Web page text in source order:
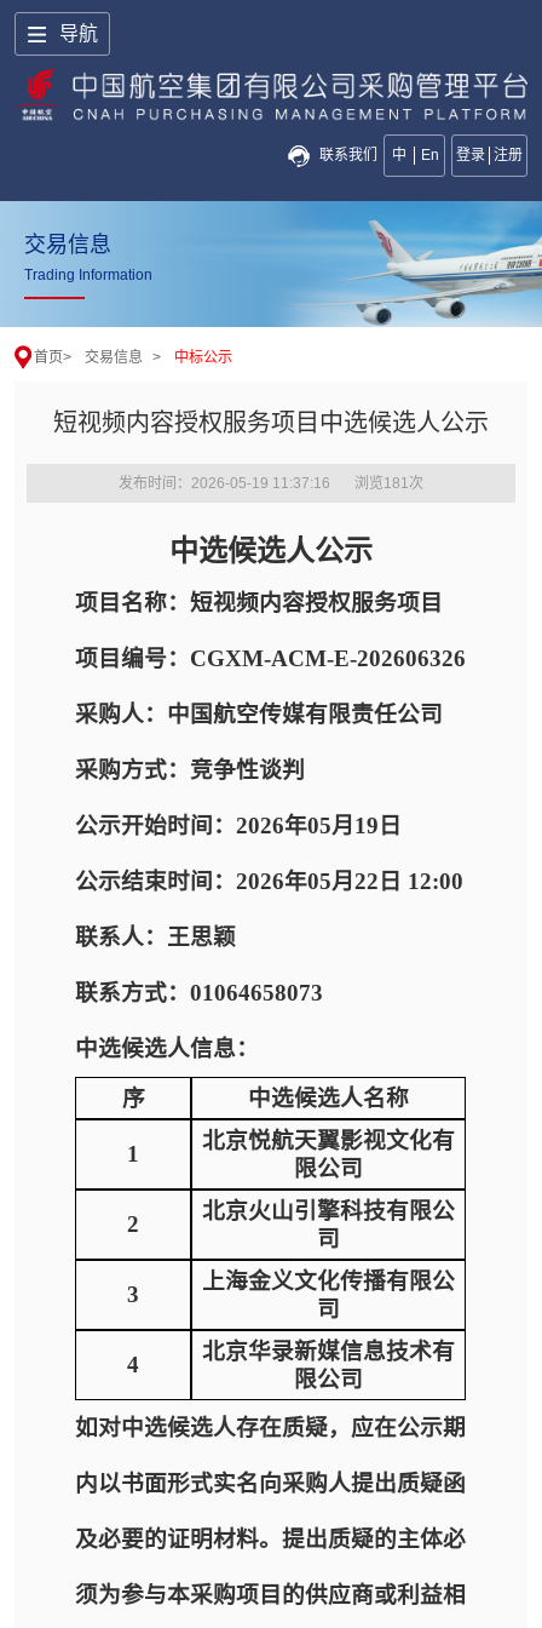
导航
联系我们 中 En 登录 注册
交易信息
Trading Information
首页> 交易信息 > 中标公示
短视频内容授权服务项目中选候选人公示
发布时间：2026-05-19 11:37:16 浏览181 次
中选候选人公示
项目名称：短视频内容授权服务项目
项目编号：CGXM-ACM-E-202606326
采购人：中国航空传媒有限责任公司
采购方式：竞争性谈判
公示开始时间：2026年05月19日
公示结束时间：2026年05月22日 12:00
联系人：王思颖
联系方式：01064658073
中选候选人信息：
序
中选候选人名称
1
北京悦航天翼影视文化有
限公司
2
北京火山引擎科技有限公
司
3
上海金义文化传播有限公
司
4
北京华录新媒信息技术有
限公司
如对中选候选人存在质疑，应在公示期
内以书面形式实名向采购人提出质疑函
及必要的证明材料。提出质疑的主体必
须为参与本采购项目的供应商或利益相